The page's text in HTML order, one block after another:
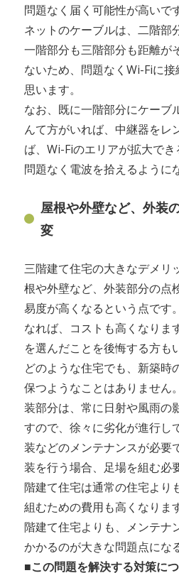
問題なく届く可能性が高いで
ネットのケーブルは、二階部
一階部分も三階部分も距離が
ないため、問題なくWi-Fiに
思います。
なお、既に一階部分にケーブ
んて方がいれば、中継器をレ
ば、Wi-Fiのエリアが拡大で
問題なく電波を拾えるように
屋根や外壁など、外装
変
三階建て住宅の大きなデメリ
根や外壁など、外装部分の点
易度が高くなるという点です
なれば、コストも高くなりま
を選んだことを後悔する方も
どのような住宅でも、新築時
保つようなことはありません
装部分は、常に日射や風雨の
すので、徐々に劣化が進行し
装などのメンテナンスが必要
装を行う場合、足場を組む必
階建て住宅は通常の住宅より
組むための費用も高くなりま
階建て住宅よりも、メンテナ
かかるのが大きな問題点にな
■この問題を解決する対策に